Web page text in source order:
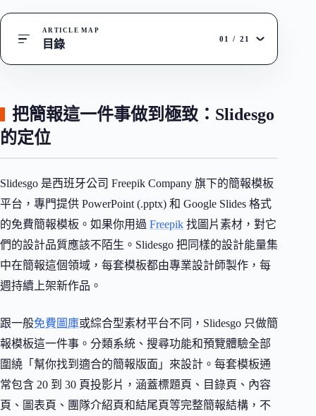
ARTICLE MAP
目錄 01 / 21
把簡報這一件事做到極致：Slidesgo
的定位
Slidesgo 是西班牙公司 Freepik Company 旗下的簡報模板
平台，專門提供 PowerPoint (.pptx) 和 Google Slides 格式
的免費簡報模板。如果你用過 Freepik 找圖片素材，對它
們的設計品質應該不陌生。Slidesgo 把同樣的設計能量集
中在簡報這個領域，每套模板都由專業設計師製作，每
週持續上架新作品。
跟一般免費圖庫或綜合型素材平台不同，Slidesgo 只做簡
報模板這一件事。分類系統、搜尋功能和預覽體驗全部
圍繞「幫你找到適合的簡報版面」來設計。每套模板通
常包含 20 到 30 頁投影片，涵蓋標題頁、目錄頁、內容
頁、圖表頁、團隊介紹頁和結尾頁等完整簡報結構，不